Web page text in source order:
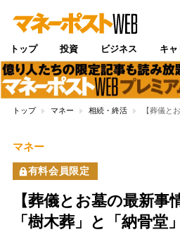
トップ 投資 ビジネス キ
トップ マネー 相続・終活 【葬儀と
マネー
有料会員限定
【葬儀とお墓の最新事
「樹木葬」と「納骨